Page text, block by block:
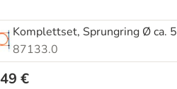
Komplettset, Sprungring Ø ca.
87133.0
€